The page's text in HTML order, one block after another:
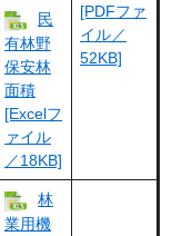
[PDFファ
イル／
52KB]
民
有林野
保安林
面積
[Excelフ
ァイル
／18KB]
林
業用機